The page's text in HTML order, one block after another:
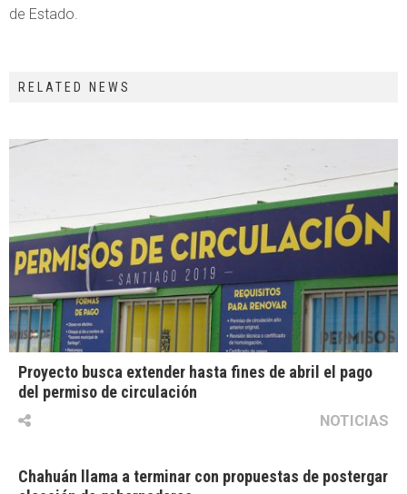
de Estado.
RELATED NEWS
Proyecto busca extender hasta fines de abril el pago
del permiso de circulación
NOTICIAS
Chahuán llama a terminar con propuestas de postergar